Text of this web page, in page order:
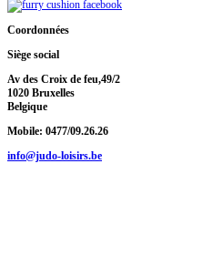
Coordonnées
Siège social
Av des Croix de feu,49/2
1020 Bruxelles
Belgique
Mobile: 0477/09.26.26
info@judo-loisirs.be